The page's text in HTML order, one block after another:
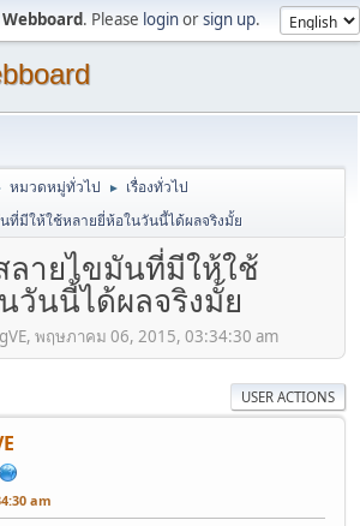
. Please loginorsign up.
หมวดหมู่ทั่วไป ► เรื่องทั่วไป
ที่มีให้ใช้หลายยี่ห้อในวันนี้ได้ผลจริงมั้ย
ลายไขมันที่มีให้ใช้
วันนี้ได้ผลจริงมั้ย
พฤษภาคม 06, 2015, 03:34:30 am
USER ACTIONS
am